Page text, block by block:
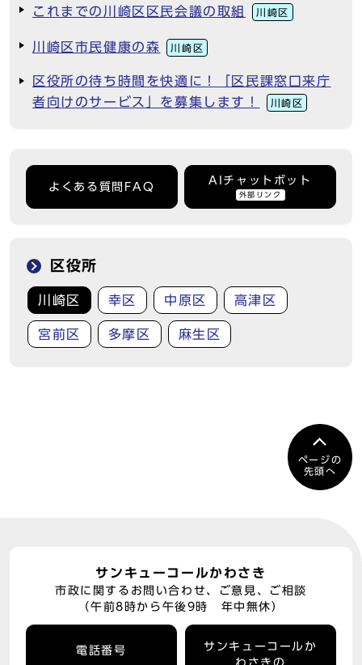
これまでの川崎区区民会議の取組 川崎区
川崎区市民健康の森 川崎区
区役所の待ち時間を快適に！「区民課窓口来庁
者向けのサービス」を募集します！
川崎区
よくある質問FAQ
AIチャットボット
外部リンク
区役所
川崎区 幸区 中原区 高津区
宮前区 多摩区 麻生区
ページの
先頭へ
サンキューコールかわさき
市政に関するお問い合わせ、ご意見、ご相談
（午前8時から午後9時 年中無休）
電話番号
サンキューコールか
わさきの